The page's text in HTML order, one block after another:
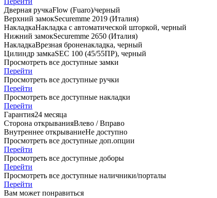
Дверная ручкаFlоw (Fuaro)/черный
Верхний замокSecuremme 2019 (Италия)
НакладкаНакладка с автоматической шторкой, черный
Нижний замокSecuremme 2650 (Италия)
НакладкаВрезная броненакладка, черный
Цилиндр замкаSEC 100 (45/55ПР), черный
Просмотреть все доступные замки
Перейти
Просмотреть все доступные ручки
Перейти
Просмотреть все доступные накладки
Перейти
Гарантия24 месяца
Сторона открыванияВлево / Вправо
Внутреннее открываниеНе доступно
Просмотреть все доступные доп.опции
Перейти
Просмотреть все доступные доборы
Перейти
Просмотреть все доступные наличники/порталы
Перейти
Вам может понравиться